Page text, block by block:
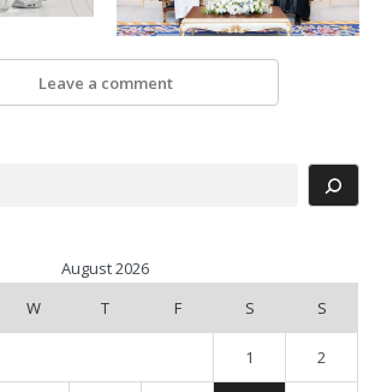
Leave a comment
August 2026
W T F S S
1 2